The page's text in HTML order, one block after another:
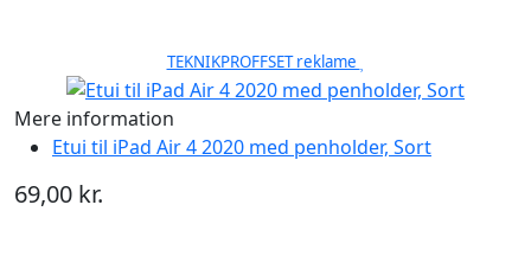
TEKNIKPROFFSET reklame
Mere information
Etui til iPad Air 4 2020 med penholder, Sort
69,00 kr.